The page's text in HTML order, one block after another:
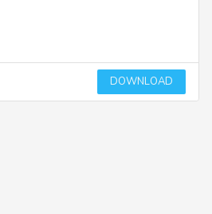
DOWNLOAD